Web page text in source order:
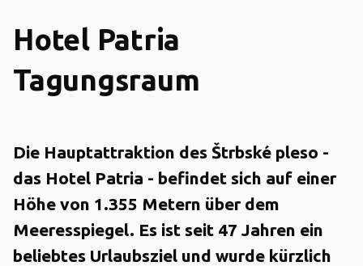
Hotel Patria
Tagungsraum
Die Hauptattraktion des Štrbské pleso -
das Hotel Patria - befindet sich auf einer
Höhe von 1.355 Metern über dem
Meeresspiegel. Es ist seit 47 Jahren ein
beliebtes Urlaubsziel und wurde kürzlich